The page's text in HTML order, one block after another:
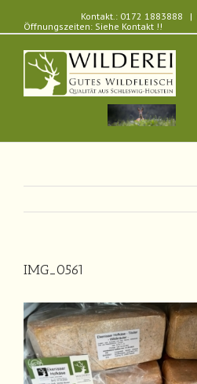
Kontakt.: 0172 1883888
Öffnungszeiten: Siehe Kontakt !!
|
IMG_0561